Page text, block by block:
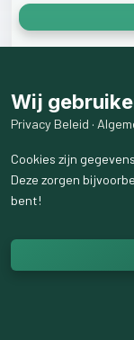
Wij
Privacy Beleid ·
Cookies zijn
Deze zorgen
bent!